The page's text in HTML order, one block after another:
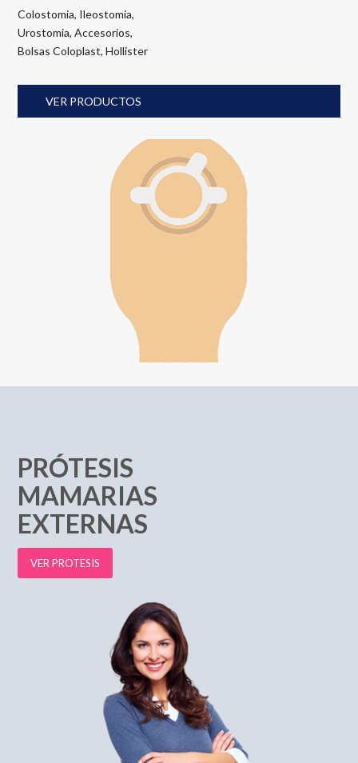
Colostomia, Ileostomia,
Urostomia,Accesorios,
Bolsas Coloplast, Hollister
VER PRODUCTOS
PRÓTESIS
MAMARIAS
EXTERNAS
VER PROTESIS